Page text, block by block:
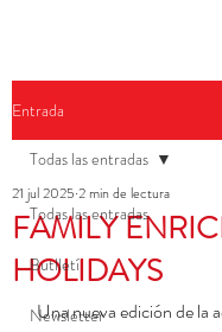
Entrada
Todas las entradas
Butlletí
Newsletter
Todas las entradas
FAMILY
HOLIDAYS
21 jul 2025 2 min de lectura
Una nueva edición de la